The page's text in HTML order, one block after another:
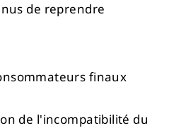
de reprendre
finaux
de l'incompatibilité du